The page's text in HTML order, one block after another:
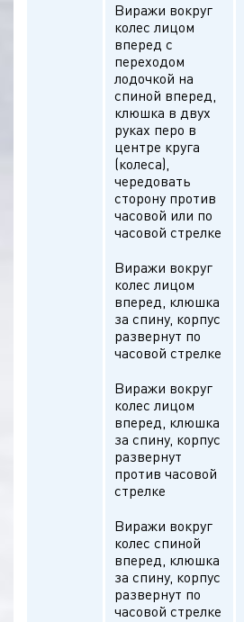
Виражи вокруг
колес лицом
вперед с
переходом
лодочкой на
спиной вперед,
клюшка в двух
руках перо в
центре круга
(колеса),
чередовать
сторону против
часовой или по
часовой стрелке
Виражи вокруг
колес лицом
вперед, клюшка
за спину, корпус
развернут по
часовой стрелке
Виражи вокруг
колес лицом
вперед, клюшка
за спину, корпус
развернут
против часовой
стрелке
Виражи вокруг
колес спиной
вперед, клюшка
за спину, корпус
развернут по
часовой стрелке